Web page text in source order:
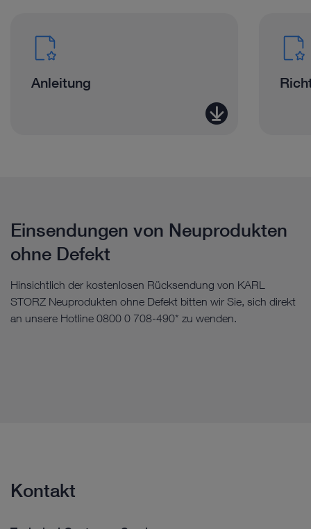
Anleitung
Einsendungen von Neuprodukten
ohne Defekt
Hinsichtlich der kostenlosen Rücksendung von KARL
STORZ Neuprodukten ohne Defekt bitten wir Sie, sich direkt
an unsere Hotline 0800 0 708-490* zu wenden.
Kontakt